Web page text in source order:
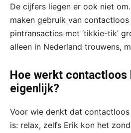
De cijfers liegen er ook niet
maken gebruik van
pintransacties met ‘tikkie-tik’
alleen in Nederland trouwens,
Hoe werkt contactloos
eigenlijk?
Voor wie denkt dat
is: relax, zelfs Erik kon het